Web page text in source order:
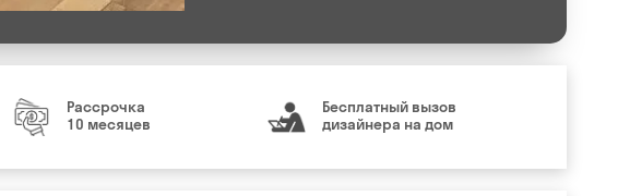
Рассрочка
10 месяцев
Бесплатный вызов
дизайнера на дом